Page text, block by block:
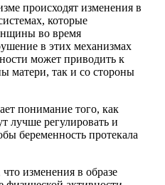
происходят изменения в
которые
во время
в этих механизмах
может приводить к
матери, так и со стороны
понимание того, как
лучше регулировать и
беременность протекала
изменения в образе